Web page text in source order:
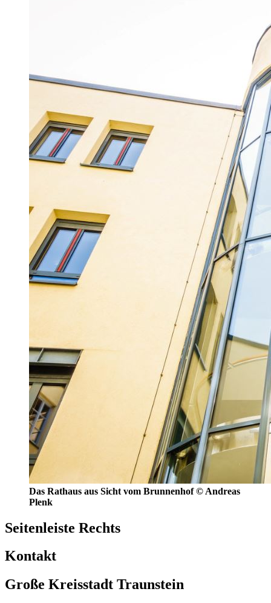
Das Rathaus aus Sicht vom Brunnenhof © Andreas
Plenk
Seitenleiste Rechts
Kontakt
Große Kreisstadt Traunstein